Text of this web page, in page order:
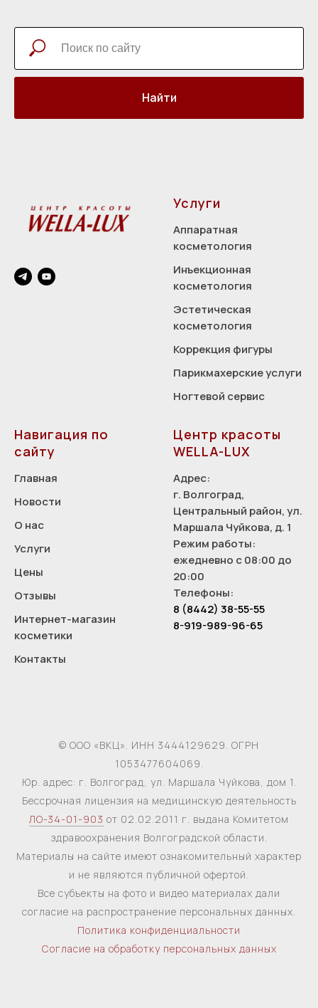
Найти
Услуги
Аппаратная
косметология
Инъекционная
косметология
Эстетическая
косметология
Коррекция фигуры
Парикмахерские услуги
Ногтевой сервис
Навигация по
сайту
Главная
Новости
О нас
Услуги
Цены
Отзывы
Интернет-магазин
косметики
Контакты
Центр красоты
WELLA-LUX
Адрес:
г. Волгоград,
Центральный район, ул.
Маршала Чуйкова, д. 1
Режим работы:
ежедневно с 08:00 до
20:00
Телефоны:
8 (8442) 38-55-55
8-919-989-96-65
© ООО «ВКЦ». ИНН 3444129629. ОГРН
1053477604069.
Юр. адрес: г. Волгоград, ул. Маршала Чуйкова, дом 1.
Бессрочная лицензия на медицинскую деятельность
ЛО-34-01-903 от 02.02.2011 г. выдана Комитетом
здравоохранения Волгоградской области.
Материалы на сайте имеют ознакомительный характер
и не являются публичной офертой.
Все субъекты на фото и видео материалах дали
согласие на распространение персональных данных.
Политика конфиденциальности
Согласие на обработку персональных данных